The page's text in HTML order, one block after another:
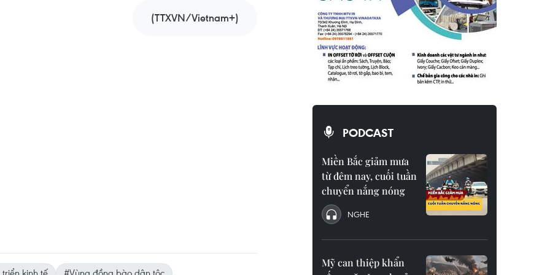
(TTXVN/Vietnam+)
triển kinh tế #Vùng đồng bào dân tộc
PODCAST
Miền Bắc giảm mưa
từ đêm nay, cuối tuần
chuyển nắng nóng
NGHE
Mỹ can thiệp khẩn